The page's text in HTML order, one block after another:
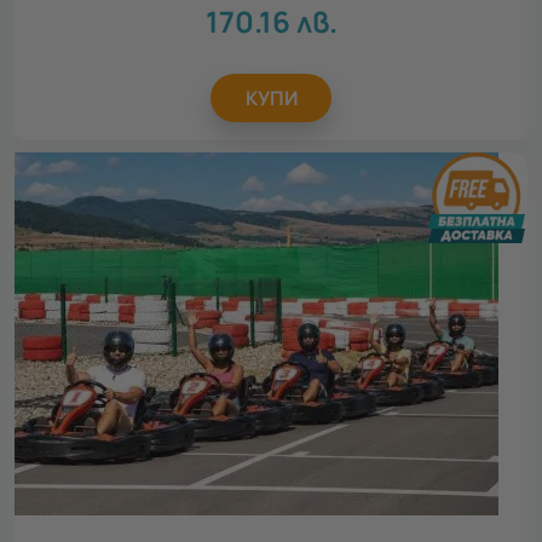
За семейството
Всички
Рожден ден
10
Св. Валентин
8
Осми март
8
Юбилей
Имен ден
10
Годеж
Коледа
Моминско парти
Ергенско парти
Ден на детето
Детски рожден ден
170.16лв.
КУПИ